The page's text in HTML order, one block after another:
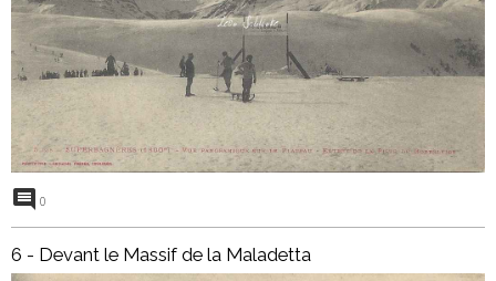
0
6 - Devant le Massif de la Maladetta